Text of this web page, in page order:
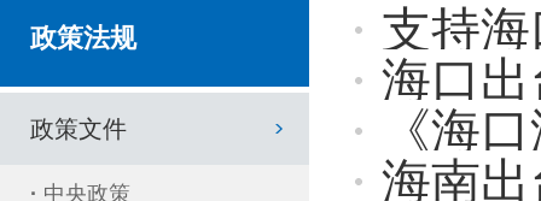
政策法规
政策文件
· 中央政策
支持海口
海口出
《海口海
海南出